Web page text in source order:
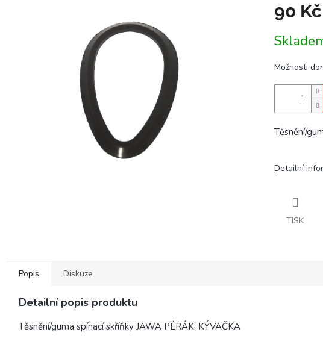
90 Kč
cena:
Možnosti
Těsnění/
Detailní
TISK
Popis Diskuze
Detailní popis produktu
Těsnění/guma spínací skříňky JAWA PÉRÁK, KÝVAČKA